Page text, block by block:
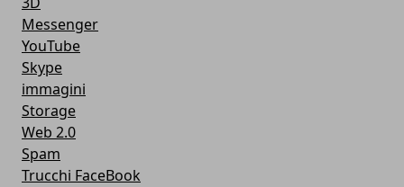
Messenger
YouTube
Skype
immagini
Storage
Web 2.0
Spam
Trucchi FaceBook